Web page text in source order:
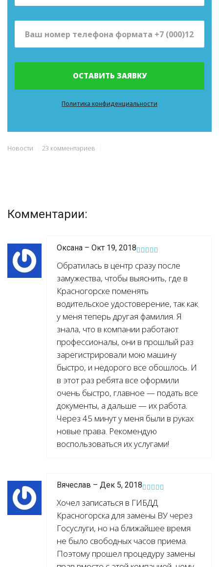
ОСТАВИТЬ ЗАЯВКУ
Политика конфиденциальности
Новости 23 комментариев
Комментарии:
Оксана – Окт 19, 2018
Обратилась в центр сразу после
замужества, чтобы выяснить, где в
Красногорске поменять
водительское удостоверение, так как
у меня теперь другая фамилия. Я
знала, что в компании работают
профессионалы, они в прошлый раз
зарегистрировали мою машину
быстро, и недорого все обошлось. И
в этот раз ребята все оформили
очень быстро, главное — подать все
документы, а дальше — их работа.
Через 45 минут у меня были в руках
новые права. Рекомендую
воспользоваться их услугами!
Вячеслав – Дек 5, 2018
Хочел записаться в ГИБДД
Красногорска для замены ВУ через
Госуслуги, но на ближайшее время
не было свободных часов приема.
Поэтому прошел процедуру замены